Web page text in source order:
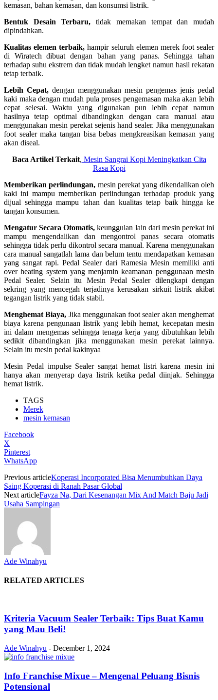
kemasan, bahan kemasan, dan konsumsi listrik.
Bentuk Desain Terbaru, tidak memakan tempat dan mudah
dipindahkan.
Kualitas elemen terbaik, hampir seluruh elemen merek foot sealer
di Wiratech dibuat dengan bahan yang panas. Sehingga tahan
terhadap suhu ekstrem dan tidak mudah lengket namun hasil rekatan
tetap terbaik.
Lebih Cepat, dengan menggunakan mesin pengemas jenis pedal
kaki maka dengan mudah pula proses pengemasan maka akan lebih
cepat selesai. Waktu yang digunakan pun lebih cepat namun
hasilnya tetap optimal dibandingkan dengan cara manual atau
menggunakan mesin perekat sejenis hand sealer. Jika menggunakan
foot sealer maka tangan bisa bebas mengkreasikan kemasan yang
akan diseal.
Baca Artikel Terkait, Mesin Sangrai Kopi Meningkatkan Cita
Rasa Kopi
Memberikan perlindungan, mesin perekat yang dikendalikan oleh
kaki ini mampu memberikan perlindungan terhadap produk yang
dijual sehingga mampu tahan dan kualitas tetap baik hingga ke
tangan konsumen.
Mengatur Secara Otomatis,keunggulan lain dari mesin perekat ini
mampu mengendalikan dan mengontrol panas secara otomatis
sehingga tidak perlu dikontrol secara manual. Karena menggunakan
cara manual sangatlah lama dan belum tentu mendapatkan kemasan
yang sangat rapi. Pedal Sealer dari Ramesia Mesin memiliki anti
over heating system yang menjamin keamanan penggunaan mesin
Pedal Sealer. Selain itu Mesin Pedal Sealer dilengkapi dengan
sekring yang mencegah terjadinya kerusakan sirkuit listrik akibat
tegangan listrik yang tidak stabil.
Menghemat Biaya, Jika menggunakan foot sealer akan menghemat
biaya karena pengunaan listrik yang lebih hemat, kecepatan mesin
ini dalam mengemas sehingga tenaga kerja yang dibutuhkan lebih
sedikit dibandingkan jika menggunakan mesin perekat lainnya.
Selain itu mesin pedal kakinyaa
Mesin Pedal impulse Sealer sangat hemat listri karena mesin ini
hanya akan menyerap daya listrik ketika pedal diinjak. Sehingga
hemat listrik.
TAGS
Merek
mesin kemasan
Facebook
X
Pinterest
WhatsApp
Previous articleKoperasi Incorporated Bisa Menumbuhkan Daya
Saing Koperasi di Ranah Pasar Global
Next articleFayza Na, Dari Kesenangan Mix And Match Baju Jadi
Usaha Sampingan
Ade Winahyu
RELATED ARTICLES
Kriteria Vacuum Sealer Terbaik: Tips Buat Kamu
yang Mau Beli!
Ade Winahyu - December 1, 2024
Info Franchise Mixue – Mengenal Peluang Bisnis
Potensional